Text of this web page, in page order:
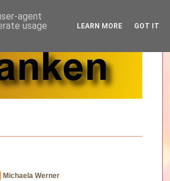
Michaela Werner
agent
usage
LEARN MORE GOT IT